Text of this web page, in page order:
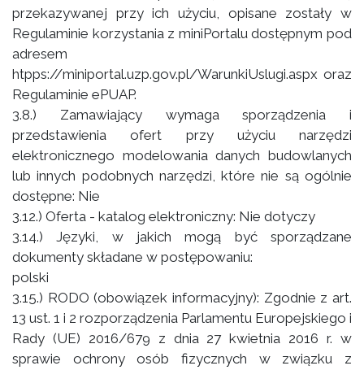
przekazywanej przy ich użyciu, opisane zostały w
Regulaminie korzystania z miniPortalu dostępnym pod
adresem
htpps://miniportal.uzp.gov.pl/WarunkiUslugi.aspx oraz
Regulaminie ePUAP.
3.8.) Zamawiający wymaga sporządzenia i
przedstawienia ofert przy użyciu narzędzi
elektronicznego modelowania danych budowlanych
lub innych podobnych narzędzi, które nie są ogólnie
dostępne: Nie
3.12.) Oferta - katalog elektroniczny: Nie dotyczy
3.14.) Języki, w jakich mogą być sporządzane
dokumenty składane w postępowaniu:
polski
3.15.) RODO (obowiązek informacyjny): Zgodnie z art.
13 ust. 1 i 2 rozporządzenia Parlamentu Europejskiego i
Rady (UE) 2016/679 z dnia 27 kwietnia 2016 r. w
sprawie ochrony osób fizycznych w związku z